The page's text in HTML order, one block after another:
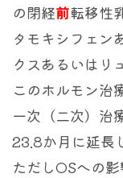
の閉経前転移性
タモキシフェ
クスあるいはリ
このホルモン治
一次（二次）治
23.8か月に延長
ただしOSへの影